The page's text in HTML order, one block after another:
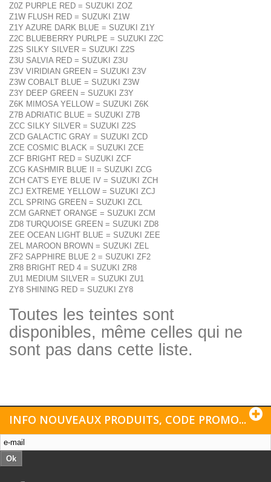
Z0Z PURPLE RED = SUZUKI ZOZ
Z1W FLUSH RED = SUZUKI Z1W
Z1Y AZURE DARK BLUE = SUZUKI Z1Y
Z2C BLUEBERRY PURLPE = SUZUKI Z2C
Z2S SILKY SILVER = SUZUKI Z2S
Z3U SALVIA RED = SUZUKI Z3U
Z3V VIRIDIAN GREEN = SUZUKI Z3V
Z3W COBALT BLUE = SUZUKI Z3W
Z3Y DEEP GREEN = SUZUKI Z3Y
Z6K MIMOSA YELLOW = SUZUKI Z6K
Z7B ADRIATIC BLUE = SUZUKI Z7B
ZCC SILKY SILVER = SUZUKI Z2S
ZCD GALACTIC GRAY = SUZUKI ZCD
ZCE COSMIC BLACK = SUZUKI ZCE
ZCF BRIGHT RED = SUZUKI ZCF
ZCG KASHMIR BLUE II = SUZUKI ZCG
ZCH CAT'S EYE BLUE IV = SUZUKI ZCH
ZCJ EXTREME YELLOW = SUZUKI ZCJ
ZCL SPRING GREEN = SUZUKI ZCL
ZCM GARNET ORANGE = SUZUKI ZCM
ZD8 TURQUOISE GREEN = SUZUKI ZD8
ZEE OCEAN LIGHT BLUE = SUZUKI ZEE
ZEL MAROON BROWN = SUZUKI ZEL
ZF2 SAPPHIRE BLUE 2 = SUZUKI ZF2
ZR8 BRIGHT RED 4 = SUZUKI ZR8
ZU1 MEDIUM SILVER = SUZUKI ZU1
ZY8 SHINING RED = SUZUKI ZY8
Toutes les teintes sont
disponibles, même celles qui ne
sont pas dans cette liste.
INFO NOUVEAUX PRODUITS, CODE PROMO...
Ok